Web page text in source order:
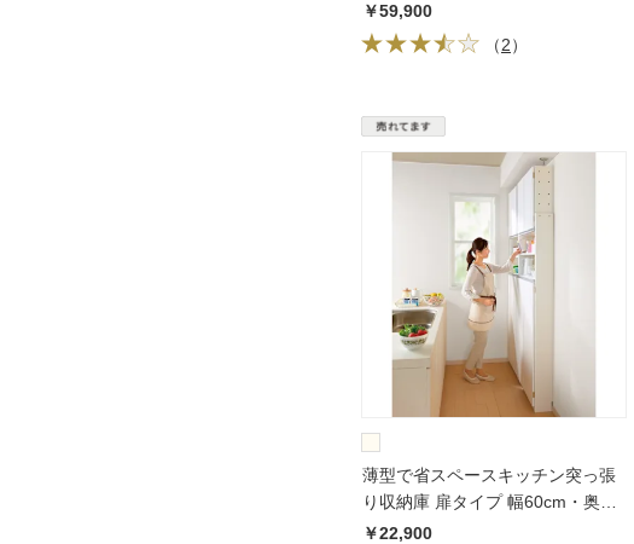
￥59,900
（2）
薄型で省スペースキッチン突っ張
り収納庫 扉タイプ 幅60cm・奥行
19cm
￥22,900